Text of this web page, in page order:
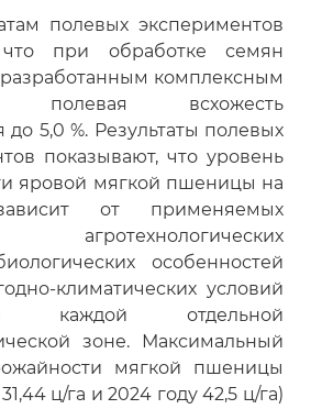
полевых экспериментов
при обработке семян
комплексным
полевая всхожесть
5,0 %. Результаты полевых
показывают, что уровень
яровой мягкой пшеницы на
от применяемых
агротехнологических
особенностей
климатических условий
отдельной
зоне. Максимальный
мягкой пшеницы
ц/га и 2024 году 42,5 ц/га)